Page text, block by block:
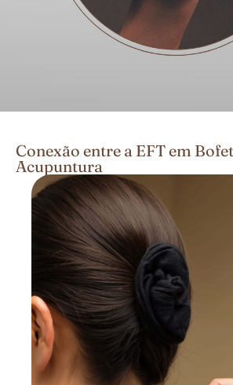
Conexão entre a EFT em
Acupuntura